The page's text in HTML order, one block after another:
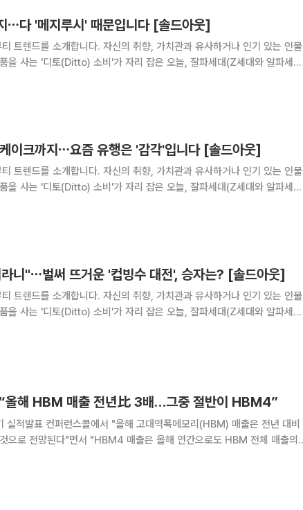
⋯다 '메지루시' 때문입니다 [솔드아웃]
트렌드를 소개합니다. 자신의 취향, 가치관과 유사하거나 인기 있는 인물
을 사는 '디토(Ditto) 소비'가 자리 잡은 오늘, 잘파세대(Z세대와 알파세대
돌려 미니어처나 장난감을 뽑던
이크까지⋯요즘 유행은 '감각'입니다 [솔드아웃]
트렌드를 소개합니다. 자신의 취향, 가치관과 유사하거나 인기 있는 인물
을 사는 '디토(Ditto) 소비'가 자리 잡은 오늘, 잘파세대(Z세대와 알파세대
손끝을 간질이는 감각을 품고
니"⋯벌써 뜨거운 '컵빙수 대전', 승자는? [솔드아웃]
트렌드를 소개합니다. 자신의 취향, 가치관과 유사하거나 인기 있는 인물
을 사는 '디토(Ditto) 소비'가 자리 잡은 오늘, 잘파세대(Z세대와 알파세대
아래로 뚝 떨어져 쌀쌀한
올해 HBM 매출 전년比 3배…그중 절반이 HBM4”
실적발표 컨퍼런스콜에서 "올해 고대역폭메모리(HBM) 매출은 전년 대비
으로 전망된다"면서 "HBM4 매출은 올해 연간으로도 HBM 전체 매출의
이러한 차별화된 성능으로 인해 고객